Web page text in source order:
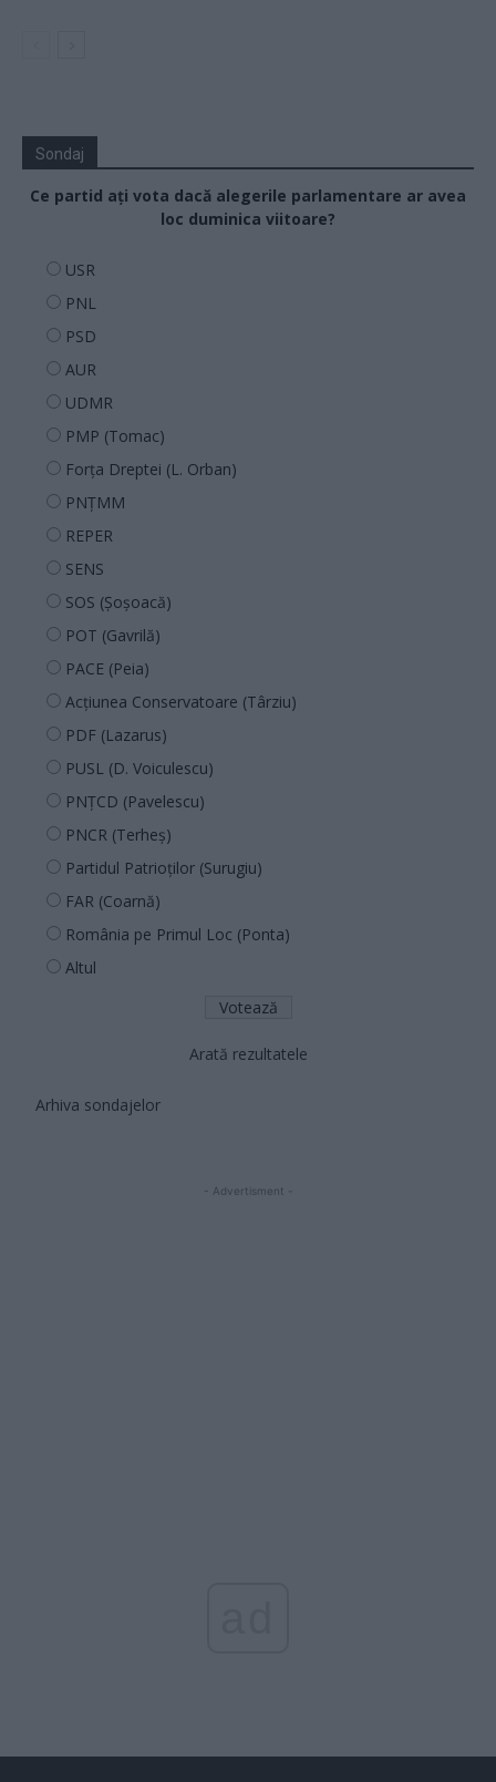
Sondaj
Ce partid ați vota dacă alegerile parlamentare ar avea
loc duminica viitoare?
USR
PNL
PSD
AUR
UDMR
PMP (Tomac)
Forța Dreptei (L. Orban)
PNȚMM
REPER
SENS
SOS (Șoșoacă)
POT (Gavrilă)
PACE (Peia)
Acțiunea Conservatoare (Târziu)
PDF (Lazarus)
PUSL (D. Voiculescu)
PNȚCD (Pavelescu)
PNCR (Terheș)
Partidul Patrioților (Surugiu)
FAR (Coarnă)
România pe Primul Loc (Ponta)
Altul
Arată rezultatele
Arhiva sondajelor
- Advertisment -